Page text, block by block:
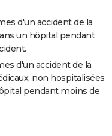
d'un accident de la
un hôpital pendant
d'un accident de la
non hospitalisées
pendant moins de